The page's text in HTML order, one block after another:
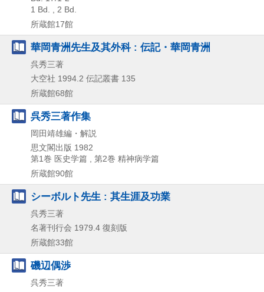
1 Bd. , 2 Bd.
所蔵館17館
華岡青洲先生及其外科 : 伝記・華岡青洲
呉秀三著
大空社 1994.2 伝記叢書 135
所蔵館68館
呉秀三著作集
岡田靖雄編・解説
思文閣出版 1982
第1巻 医史学篇 , 第2巻 精神病学篇
所蔵館90館
シーボルト先生 : 其生涯及功業
呉秀三著
名著刊行会 1979.4 復刻版
所蔵館33館
磯辺偶渉
呉秀三著